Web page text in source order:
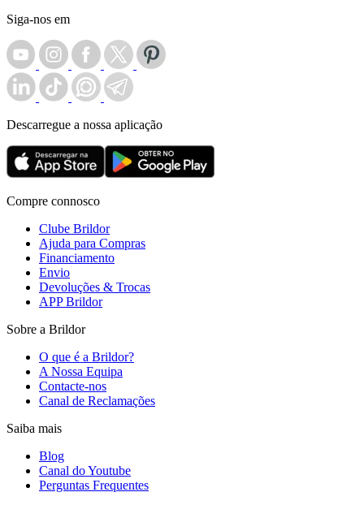
Siga-nos em
Descarregue a nossa aplicação
Compre connosco
Clube Brildor
Ajuda para Compras
Financiamento
Envio
Devoluções & Trocas
APP Brildor
Sobre a Brildor
O que é a Brildor?
A Nossa Equipa
Contacte-nos
Canal de Reclamações
Saiba mais
Blog
Canal do Youtube
Perguntas Frequentes